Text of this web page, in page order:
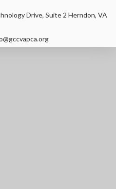
Drive, Suite 2 Herndon, VA